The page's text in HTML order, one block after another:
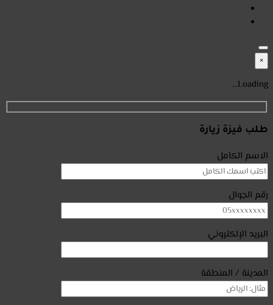
×
Loading...
طلب فيزة زيارة
الاسم الكامل
رقم الجوال
البريد الإلكتروني
المدينة / المنطقة